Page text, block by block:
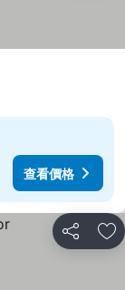
查看價格
分享 加